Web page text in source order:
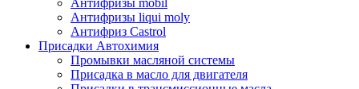
Антифризы mobil
Антифризы liqui moly
Антифриз Castrol
Присадки Автохимия
Промывки масляной системы
Присадка в масло для двигателя